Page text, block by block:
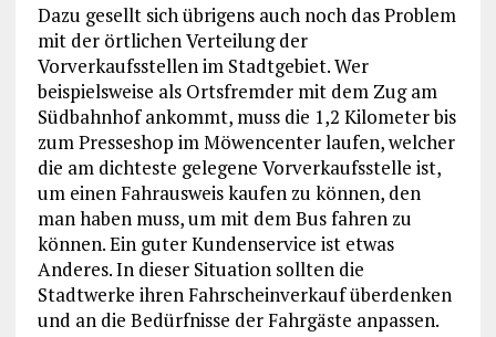
Dazu gesellt sich übrigens auch noch das Problem
mit der örtlichen Verteilung der
Vorverkaufsstellen im Stadtgebiet. Wer
beispielsweise als Ortsfremder mit dem Zug am
Südbahnhof ankommt, muss die 1,2 Kilometer bis
zum Presseshop im Möwencenter laufen, welcher
die am dichteste gelegene Vorverkaufsstelle ist,
um einen Fahrausweis kaufen zu können, den
man haben muss, um mit dem Bus fahren zu
können. Ein guter Kundenservice ist etwas
Anderes. In dieser Situation sollten die
Stadtwerke ihren Fahrscheinverkauf überdenken
und an die Bedürfnisse der Fahrgäste anpassen.